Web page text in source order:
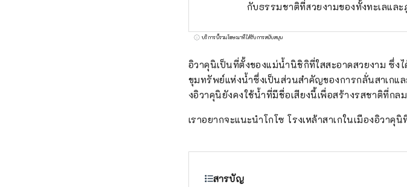
กับธรรมชาติที่สวยงามของทั้งทะเลและ
บริการนี้รวมโฆษณาที่ได้รับการสนับสนุน
อิวาคุนิเป็นที่ตั้งของแม่น้ำนิชิกิที่ใสสะอาดสวยงาม ซึ่ง
ขุมทรัพย์แห่งน้ำซึ่งเป็นส่วนสำคัญของการกลั่นสาเกแ
งอิวาคุนิยังคงใช้น้ำที่มีชื่อเสียงนี้เพื่อสร้างรสชาติที่ก
เราอยากจะแนะนำโกโซ โรงเหล้าสาเกในเมืองอิวาคุนิ
สารบัญ